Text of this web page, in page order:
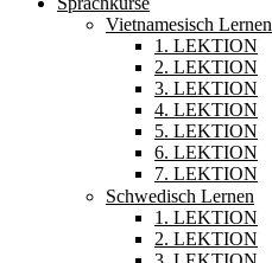
Vietnamesisch Lernen
1. LEKTION
2. LEKTION
3. LEKTION
4. LEKTION
5. LEKTION
6. LEKTION
7. LEKTION
Schwedisch Lernen
1. LEKTION
2. LEKTION